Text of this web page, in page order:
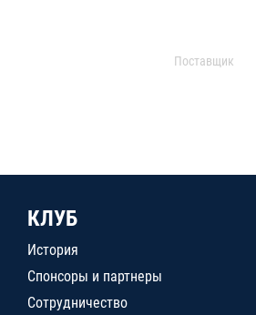
Поставщик
КЛУБ
История
Спонсоры и партнеры
Сотрудничество